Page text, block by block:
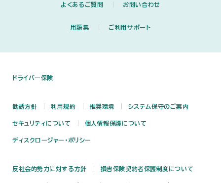
よくあるご質問 お問い合わせ
用語集 ご利用サポート
ドライバー保険
勧誘方針 利用規約 推奨環境 システム保守のご案内
セキュリティについて 個人情報保護について
ディスクロージャー・ポリシー
反社会的勢力に対する方針 損害保険契約者保護制度について